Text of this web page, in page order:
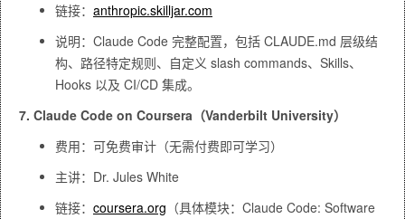
链接： anthropic.skilljar.com
说明：Claude Code 完整配置，包括 CLAUDE.md 层级结
构、路径特定规则、自定义 slash commands、Skills、
Hooks 以及 CI/CD 集成。
7. Claude Code on Coursera（Vanderbilt University）
费用：可免费审计（无需付费即可学习）
主讲：Dr. Jules White
链接： coursera.org （具体模块：Claude Code: Software